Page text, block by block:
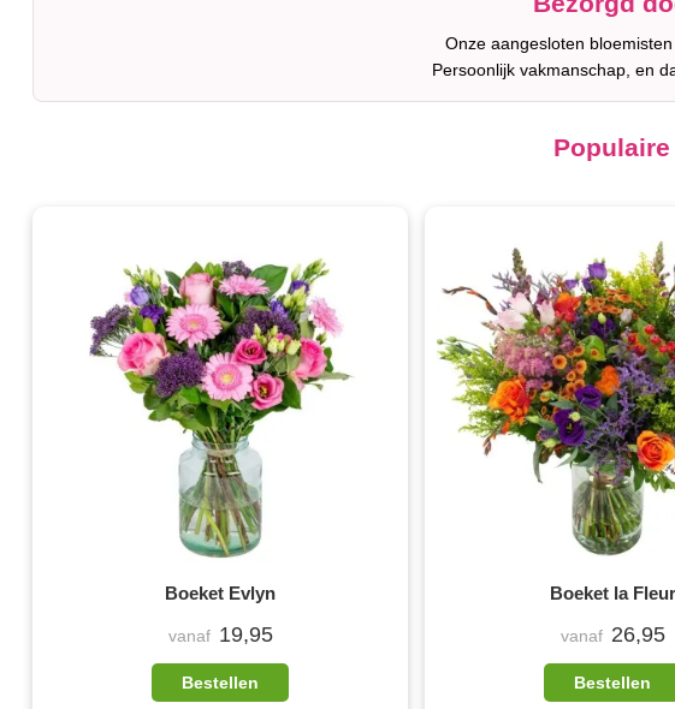
Onze aangesloten
Persoonlijk vakmanschap, en
Boeket Evlyn
vanaf 19,95
Bestellen
Boeket la Fleur
vanaf 26,95
Bestellen